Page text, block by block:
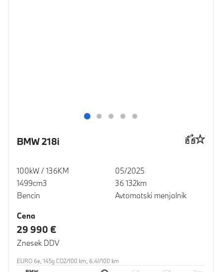
BMW 218i
100kW / 136KM
1499cm3
Bencin
05/2025
36 132km
Avtomatski menjalnik
Cena
29 990 €
Znesek DDV
EURO 6e, 145g CO2/100 km, 6.4l/100 km